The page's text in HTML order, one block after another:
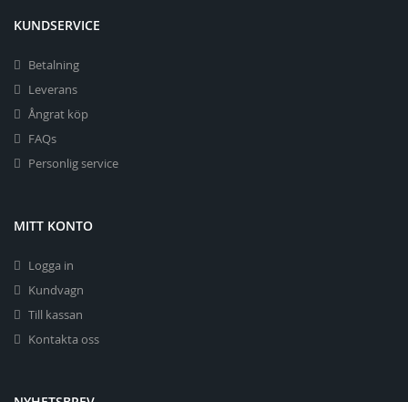
KUNDSERVICE
Betalning
Leverans
Ångrat köp
FAQs
Personlig service
MITT KONTO
Logga in
Kundvagn
Till kassan
Kontakta oss